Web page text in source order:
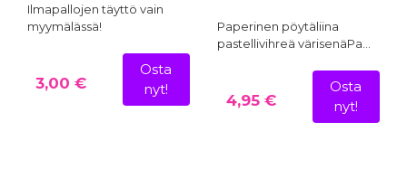
Ilmapallojen täyttö vain
myymälässä!
3,00 €
Osta
nyt!
Paperinen pöytäliina
pastellivihreä värisenäPa…
4,95 €
Osta
nyt!